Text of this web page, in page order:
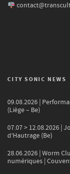
CITY SONIC NEWS
09.08.2026 |
(Liège – Be)
07.07 > 12.08.2026 |
d’Hautrage (Be)
28.06.2026 | Worm
numériques |